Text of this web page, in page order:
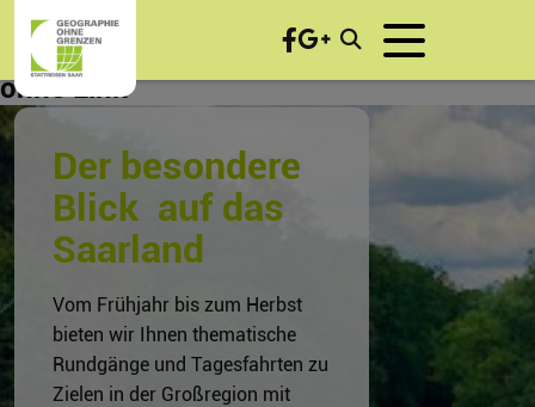
ohne Link
Der besond​ere
Blick auf das
Saarland
Vom Frühjahr bis zum Herbst
bieten wir Ihnen thematische
Rundgänge und Tagesfahrten zu
Zielen in der Großregion mit